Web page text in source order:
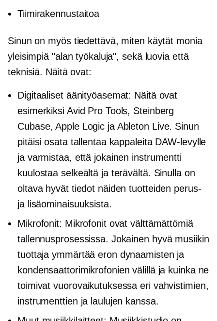
Tiimirakennustaitoa
Sinun on myös tiedettävä, miten käytät monia
yleisimpiä "alan työkaluja", sekä luovia että
teknisiä. Näitä ovat:
Digitaaliset äänityöasemat: Näitä ovat
esimerkiksi Avid Pro Tools, Steinberg
Cubase, Apple Logic ja Ableton Live. Sinun
pitäisi osata tallentaa kappaleita DAW-levylle
ja varmistaa, että jokainen instrumentti
kuulostaa selkeältä ja terävältä. Sinulla on
oltava hyvät tiedot näiden tuotteiden perus-
ja lisäominaisuuksista.
Mikrofonit: Mikrofonit ovat välttämättömiä
tallennusprosessissa. Jokainen hyvä musiikin
tuottaja ymmärtää eron dynaamisten ja
kondensaattorimikrofonien välillä ja kuinka ne
toimivat vuorovaikutuksessa eri vahvistimien,
instrumenttien ja laulujen kanssa.